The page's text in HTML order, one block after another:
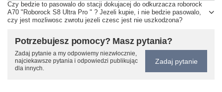
Czy bedzie to pasowalo do stacji dokujacej do odkurzacza roborock
A70 "Roborock S8 Ultra Pro " ? Jezeli kupie, i nie bedzie pasowalo,
czy jest mozliwosc zwrotu jezeli czesc jest nie uszkodzona?
Potrzebujesz pomocy? Masz pytania?
Zadaj pytanie a my odpowiemy niezwłocznie,
najciekawsze pytania i odpowiedzi publikując
dla innych.
Zadaj pytanie